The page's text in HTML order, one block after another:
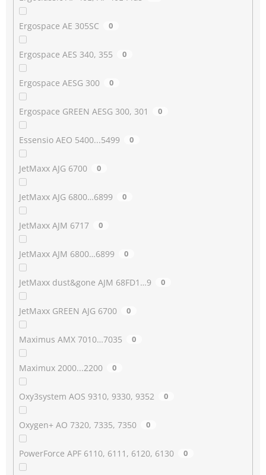
Ergospace AE 305SC 0
Ergospace AES 340, 355 0
Ergospace AESG 300 0
Ergospace GREEN AESG 300, 301 0
Essensio AEO 5400...5499 0
JetMaxx AJG 6700 0
JetMaxx AJG 6800…6899 0
JetMaxx AJM 6717 0
JetMaxx AJM 6800…6899 0
JetMaxx dust&gone AJM 68FD1…9 0
JetMaxx GREEN AJG 6700 0
Maximus AMX 7010…7035 0
Maximux 2000...2200 0
Oxy3system AOS 9310, 9330, 9352 0
Oxygen+ AO 7320, 7335, 7350 0
PowerForce APF 6110, 6111, 6120, 6130 0